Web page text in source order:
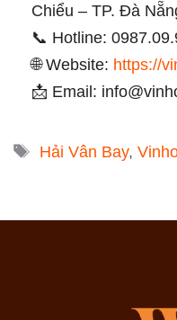
Chiểu – TP. Đà
📞 Hotline:
🌐 Website: https://
📩 Email:
Tags
Hải Vân Bay,